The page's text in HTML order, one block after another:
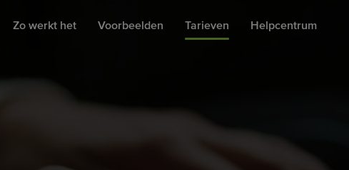
Zo werkt het Voorbeelden Tarieven Helpcentrum